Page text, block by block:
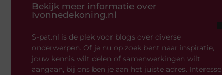
Bekijk meer informatie over
Ivonnedekoning.nl
S-pat.nl is de plek voor blogs over diverse
onderwerpen. Of je nu op zoek bent naar inspiratie,
jouw kennis wilt delen of samenwerkingen wilt
aangaan, bij ons ben je aan het juiste adres. Interesse